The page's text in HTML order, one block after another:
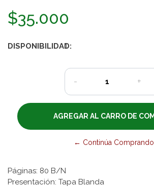
$35.000
DISPONIBILIDAD:
1
- +
← Continúa Comprando
Páginas: 80 B/N
Presentación: Tapa Blanda